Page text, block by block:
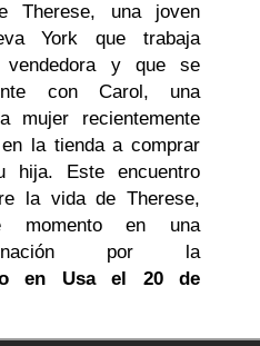
Therese, una joven
York que trabaja
vendedora y que se
con Carol, una
mujer recientemente
la tienda a comprar
hija. Este encuentro
la vida de Therese,
momento en una
por la
en Usa el 20 de